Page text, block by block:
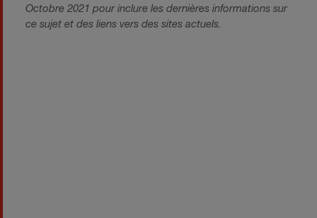
Octobre 2021 pour inclure les dernières informations sur
ce sujet et des liens vers des sites actuels.